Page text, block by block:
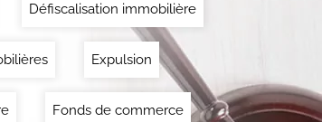
Défiscalisation immobilière
Expulsion
Fonds de commerce